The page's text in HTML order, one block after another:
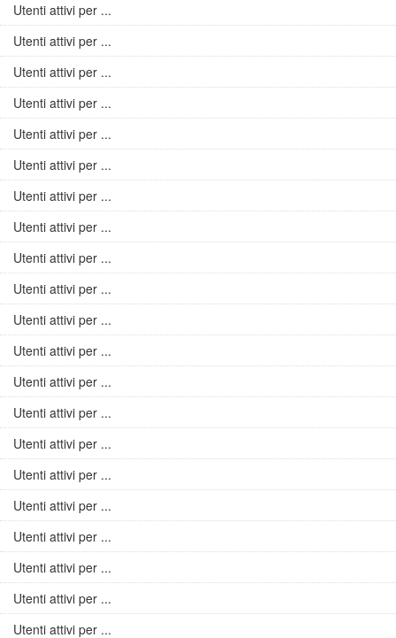
Utenti attivi per ...
Utenti attivi per ...
Utenti attivi per ...
Utenti attivi per ...
Utenti attivi per ...
Utenti attivi per ...
Utenti attivi per ...
Utenti attivi per ...
Utenti attivi per ...
Utenti attivi per ...
Utenti attivi per ...
Utenti attivi per ...
Utenti attivi per ...
Utenti attivi per ...
Utenti attivi per ...
Utenti attivi per ...
Utenti attivi per ...
Utenti attivi per ...
Utenti attivi per ...
Utenti attivi per ...
Utenti attivi per ...